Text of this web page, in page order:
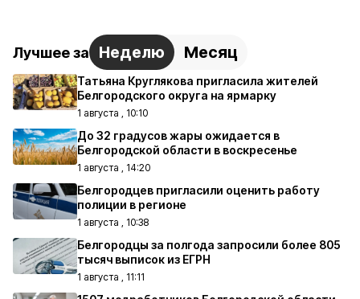
Лучшее за Неделю Месяц
Татьяна Круглякова пригласила жителей
Белгородского округа на ярмарку
1 августа , 10:10
До 32 градусов жары ожидается в
Белгородской области в воскресенье
1 августа , 14:20
Белгородцев пригласили оценить работу
полиции в регионе
1 августа , 10:38
Белгородцы за полгода запросили более 805
тысяч выписок из ЕГРН
1 августа , 11:11